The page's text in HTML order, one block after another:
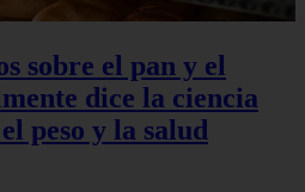
sobre el pan y el
dice la ciencia
peso y la salud